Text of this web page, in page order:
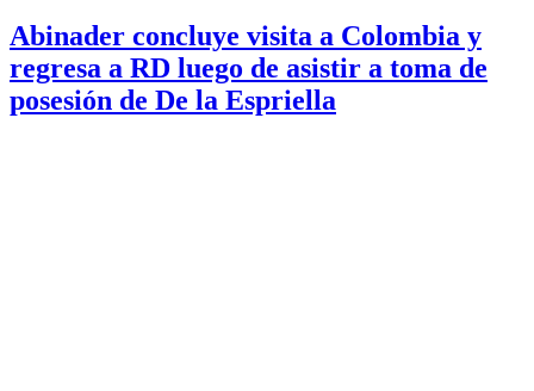
Abinader concluye visita a Colombia y
regresa a RD luego de asistir a toma de
posesión de De la Espriella